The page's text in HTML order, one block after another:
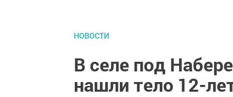
НОВОСТИ
В селе под
нашли тело 12-